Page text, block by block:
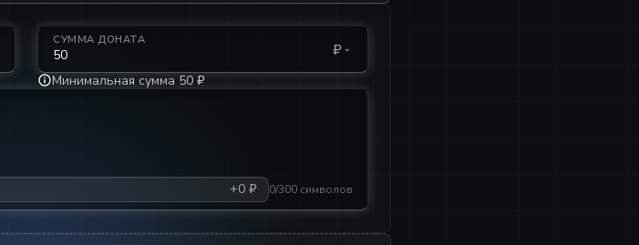
СУММА ДОНАТА ₽
Минимальная сумма 50 ₽
+0 ₽ 0/300 символов